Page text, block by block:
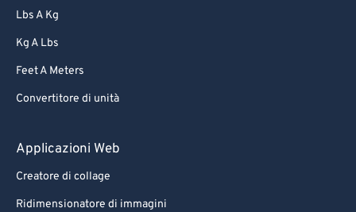
Lbs A Kg
Kg A Lbs
Feet A Meters
Convertitore di unità
Applicazioni Web
Creatore di collage
Ridimensionatore di immagini